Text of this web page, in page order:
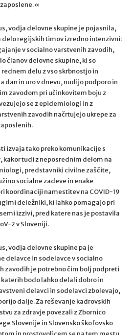
zaposlene.«
vodja delovne skupine je pojasnila,
delo regijskih timov izredno intenzivni:
v socialno varstvenih zavodih,
članov delovne skupine, ki so
delu z vso skrbnostjo in
dan in uro v dnevu, nudijo podporo in
zavodom pri učinkovitem boju z
se z epidemiologi in z
zavodih načrtujejo ukrepe za
izvaja tako preko komunikacije s
kakor tudi z neposrednim delom na
predstavniki civilne zaščite,
socialne zadeve in enake
koordinaciji namestitev na COVID-19
deležniki, ki lahko pomagajo pri
izzivi, pred katere nas je postavila
2 v Sloveniji.
vodja delovne skupine pa je
delavce in sodelavce v socialno
zavodih je potrebno čim bolj podpreti
bodo lahko delali dobro in
delavci in sodelavci zbolevajo,
dalje. Za reševanje kadrovskih
za zdravje povezali z Zbornico
Slovenije in Slovensko škofovsko